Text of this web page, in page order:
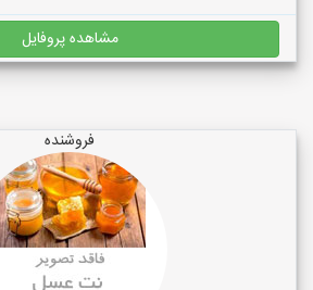
مشاهده پروفایل
فروشنده